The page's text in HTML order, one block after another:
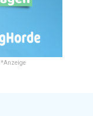
*Anzeige